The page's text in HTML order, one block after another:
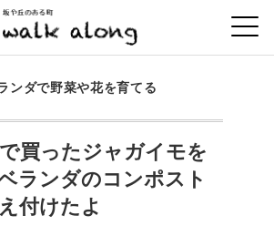
ンダで野菜や花を育てる
買ったジャガイモを
ランダのコンポスト
付けたよ